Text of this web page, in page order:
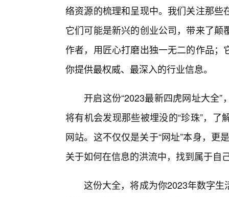
络资源的梳理和呈现中。我们关注那
它们可能是新兴的创业公司，带来了
作者，用匠心打磨出独一无二的作品
你提供最权威、最深入的行业信息。
开启这份“2023最新四虎网址大全
将有机会发现那些被埋没的“珍珠”，
网站。这不仅仅是关于“网址”本身，更
关于如何在信息的洪流中，找到属于自
这份大全，将成为你2023年数字